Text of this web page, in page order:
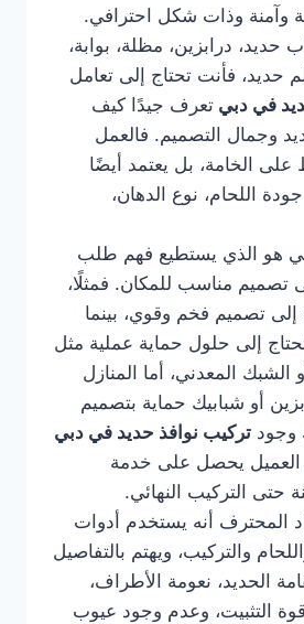
وآمنة وذات شكل احترافي.
حديد، درابزين، مظلة، بوابة،
حديد، فأنت تحتاج إلى تعامل
في دبي تعرف جيدًا كيف
وجمال التصميم. فالعمل
على الخامة، بل يعتمد أيضًا
اللحام، نوع الدهان،
هو الذي يستطيع فهم طلب
تصميم مناسب للمكان. فمثلًا،
إلى تصميم فخم وقوي، بينما
تحتاج إلى حلول حماية عملية مثل
الشبك المعدني، أما المنازل
أو شبابيك حماية بتصميم
وجود تركيب نوافذ حديد في دبي
العميل يحصل على خدمة
حتى التركيب النهائي.
المحترف أنه يستخدم أدوات
والتركيب، ويهتم بالتفاصيل
الحديد، نعومة الأطراف،
التثبيت، وعدم وجود عيوب